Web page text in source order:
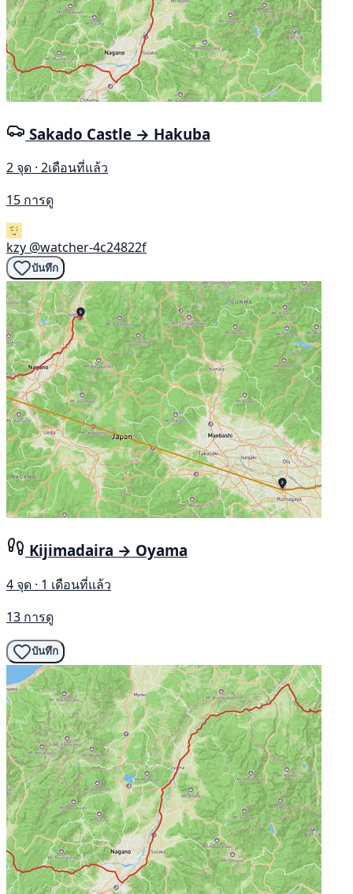
Sakado Castle → Hakuba
2 จุด · 2เดือนที่แล้ว
15 การดู
kzy @watcher-4c24822f
บันทึก
Kijimadaira → Oyama
4 จุด · 1 เดือนที่แล้ว
13 การดู
บันทึก